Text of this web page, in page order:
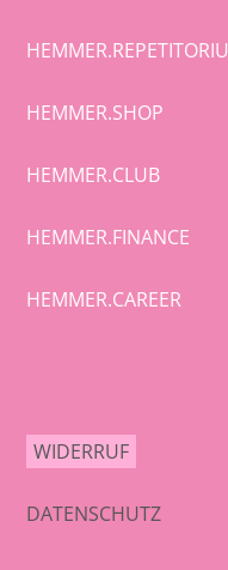
HEMMER.SHOP
HEMMER.CLUB
HEMMER.FINANCE
HEMMER.CAREER
WIDERRUF
DATENSCHUTZ